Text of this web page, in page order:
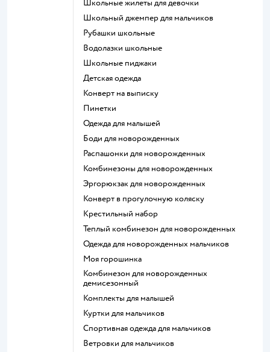
Школьные жилеты для девочки
Школьный джемпер для мальчиков
Рубашки школьные
Водолазки школьные
Школьные пиджаки
Детская одежда
Конверт на выписку
Пинетки
Одежда для малышей
Боди для новорожденных
Распашонки для новорожденных
Комбинезоны для новорожденных
Эргорюкзак для новорожденных
Конверт в прогулочную коляску
Крестильный набор
Теплый комбинезон для новорожденных
Одежда для новорожденных мальчиков
Моя горошинка
Комбинезон для новорожденных
демисезонный
Комплекты для малышей
Куртки для мальчиков
Спортивная одежда для мальчиков
Ветровки для мальчиков